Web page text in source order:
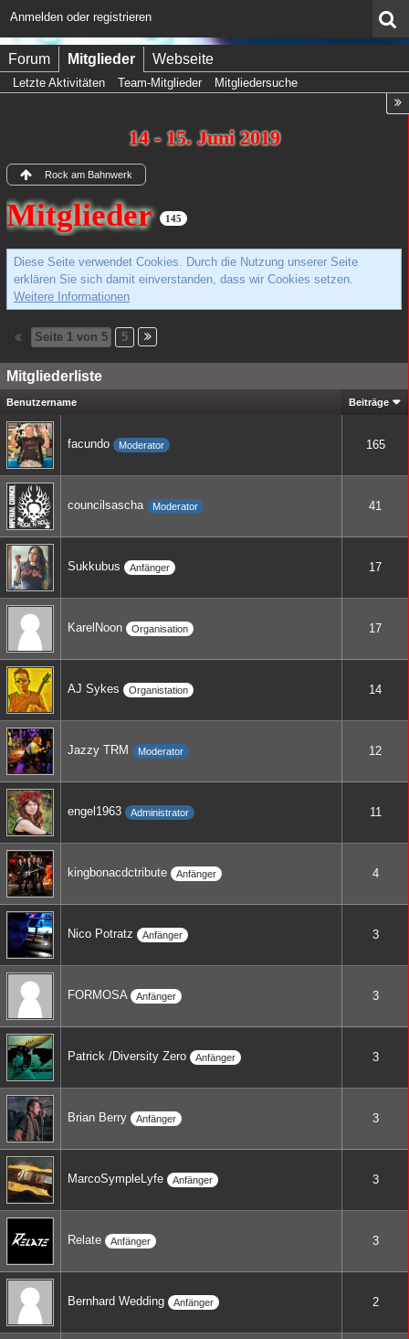
Anmelden oder registrieren
Forum Mitglieder Webseite
Letzte Aktivitäten Team-Mitglieder Mitgliedersuche
14 - 15. Juni 2019
Rock am Bahnwerk
Mitglieder 145
Diese Seite verwendet Cookies. Durch die Nutzung unserer Seite
erklären Sie sich damit einverstanden, dass wir Cookies setzen.
Weitere Informationen
Seite 1 von 5 5
Mitgliederliste
Benutzername Beiträge
facundo Moderator 165
councilsascha Moderator 41
Sukkubus Anfänger 17
KarelNoon Organisation 17
AJ Sykes Organistation 14
Jazzy TRM Moderator 12
engel1963 Administrator 11
kingbonacdctribute Anfänger 4
Nico Potratz Anfänger 3
FORMOSA Anfänger 3
Patrick /Diversity Zero Anfänger 3
Brian Berry Anfänger 3
MarcoSympleLyfe Anfänger 3
Relate Anfänger 3
Bernhard Wedding Anfänger 2